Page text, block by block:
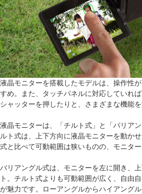
液晶モニターを搭載したモデルは、操作性
すめ。また、タッチパネルに対応していれ
シャッターを押したりと、さまざまな機能を
液晶モニターは、「チルト式」と「バリア
ルト式は、上下方向に液晶モニターを動か
式と比べて可動範囲は狭いものの、モニター
バリアングル式は、モニターを左に開き、
ト。チルト式よりも可動範囲が広く、自由
が魅力です。ローアングルからハイアング